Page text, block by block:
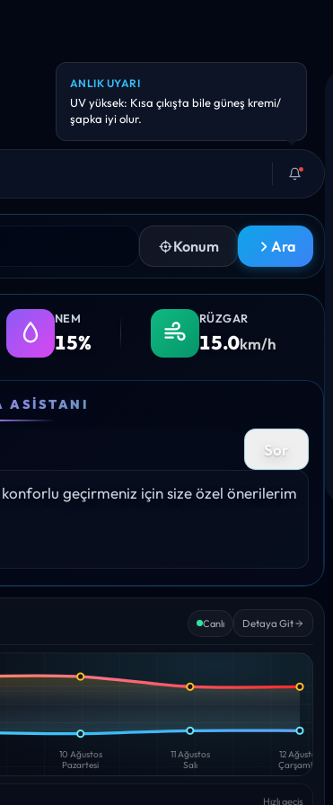
ANLIK UYARI
Hava kalitesi hassas kişiler için riskli
olabilir. Uzun süreli dış aktiviteyi azaltmayı
düşünebilirsiniz.
Konum Ara
NEM
15%
RÜZGAR
15.0km/h
ASISTANI
Sor
geçirmeniz için size özel önerilerim
Canlı Detaya Git
10 Ağustos
Pazartesi
11 Ağustos
Salı
12 Ağustos
Çarşamba
Hızlı geçiş
12:00 13:00 14:00
33°
Yağış: 0%
15:00
Yağış: